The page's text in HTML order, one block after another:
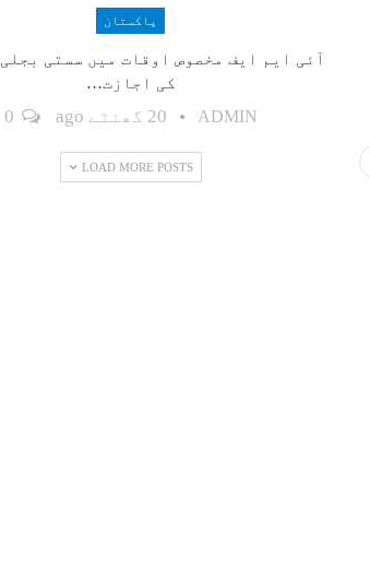
پاکستان
آئی ایم ایف مخصوص اوقات میں سستی
کی اجازت…
ADMIN 20 گھنٹے ago
LOAD MORE POSTS